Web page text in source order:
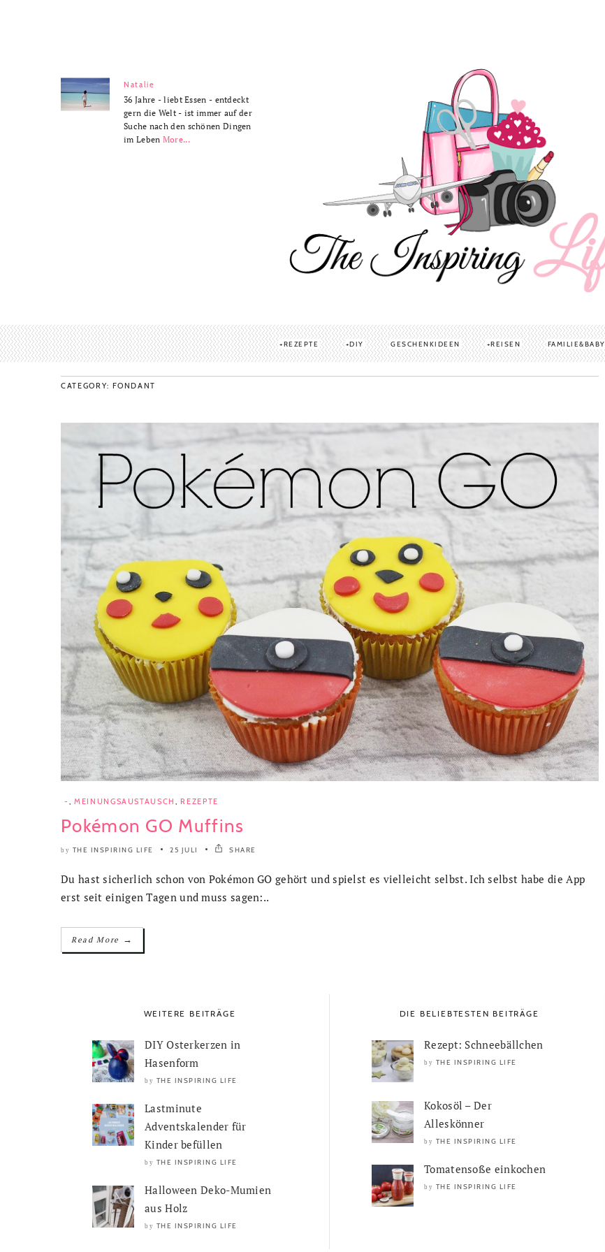
Natalie
36 Jahre - liebt Essen - entdeckt
gern die Welt - ist immer auf der
Suche nach den schönen Dingen
im Leben More...
REZEPTE DIY GESCHENKIDEEN REISEN FAMILIE&BABY
CATEGORY: FONDANT
- MEINUNGSAUSTAUSCH REZEPTE
Pokémon GO Muffins
by THE INSPIRING LIFE 25 JULI SHARE
Du hast sicherlich schon von Pokémon GO gehört und spielst es vielleicht selbst. Ich selbst habe die App
erst seit einigen Tagen und muss sagen:..
Read More →
WEITERE BEITRÄGE
DIY Osterkerzen in
Hasenform
by THE INSPIRING LIFE
Lastminute
Adventskalender für
Kinder befüllen
by THE INSPIRING LIFE
Halloween Deko-Mumien
aus Holz
by THE INSPIRING LIFE
DIE BELIEBTESTEN BEITRÄGE
Rezept: Schneebällchen
by THE INSPIRING LIFE
Kokosöl – Der
Alleskönner
by THE INSPIRING LIFE
Tomatensoße einkochen
by THE INSPIRING LIFE